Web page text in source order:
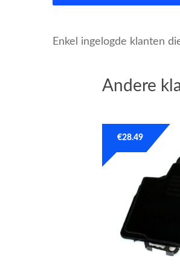
Enkel ingelogde klanten
Andere
€28.49